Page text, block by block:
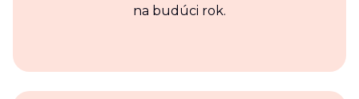
na budúci rok.